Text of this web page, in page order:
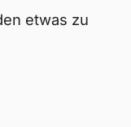
etwas zu